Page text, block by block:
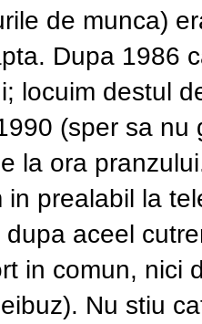
de munca)
Dupa 1986
locuim destul
(sper sa
la ora
in prealabil la
aceel
in comun, nici
Nu stiu